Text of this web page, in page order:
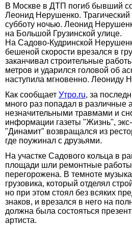
В Москве в ДТП погиб бывший
Леонид Нерушенко.
субботу ночью. Леонид
на Большой Грузинской улице.
На Садово-Кудринской
бешеной скорости врезался в
заканчивал строительные
метров и ударился головой об
наступила мгновенно. Леониду
Как сообщает Утро.ru, за
много раз попадал в различные
незначительными травмами и
информации газеты "Жизнь",
"Динамит" возвращался из
где поужинал с друзьями.
На участке Садового кольца в
площади шли ремонтные
перегорожена. В темноте
грузовика, который отделял
но при этом стоял без всяких
знаков, и врезался в него на
должна была состояться
артиста.